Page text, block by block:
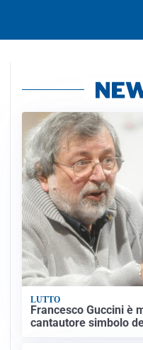
LUTTO
Francesco Guccini è
cantautore simbolo